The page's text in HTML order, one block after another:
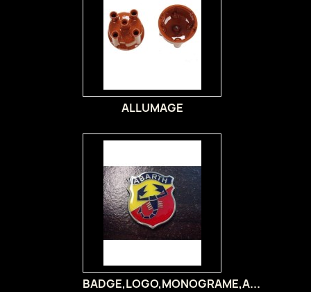
ALLUMAGE
BADGE,LOGO,MONOGRAME,A...